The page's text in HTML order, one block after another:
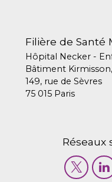
Filière de Santé
Hôpital Necker -
Bâtiment
149, rue de Sèvres
75 015 Paris
Réseaux